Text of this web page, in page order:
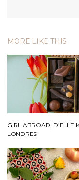
MORE LIKE THIS
GIRL ABROAD, D’ELLE
LONDRES